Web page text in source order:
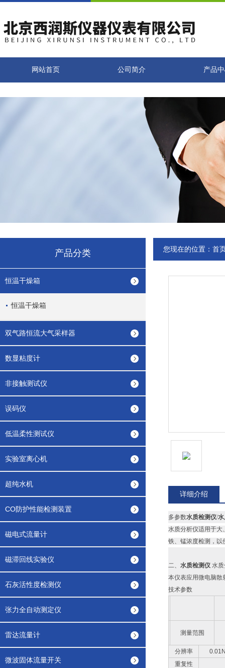
网站首页 公司简介 产品
产品分类
恒温干燥箱
恒温干燥箱
双气路恒流大气采样器
数显粘度计
非接触测试仪
误码仪
低温柔性测试仪
实验室离心机
超纯水机
CO防护性能检测装置
磁电式流量计
磁滞回线实验仪
石灰活性度检测仪
张力全自动测定仪
雷达流量计
微波固体流量开关
您现在的位置： 首
详细介绍
多参数水质检测仪/
水质分析仪适用于大
铁、锰浓度检测，以
二、 水质检测仪 水
本仪表应用微电脑散
技术参数
测量范围
分辨率
重复性